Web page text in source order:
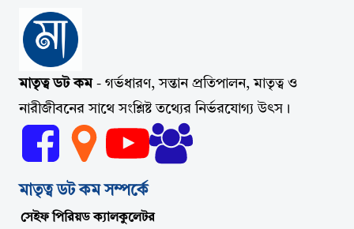
মাতৃত্ব ডট কম- গর্ভধারণ, সন্তান প্রতিপালন, মাতৃত্ব ও
নারীজীবনের সাথে সংশ্লিষ্ট তথ্যের নির্ভরযোগ্য উৎস।
মাতৃত্ব ডট কম সম্পর্কে
সেইফ পিরিয়ড ক্যালকুলেটর